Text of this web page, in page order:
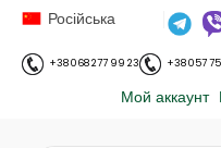
Російська
+38 068 277 99 23 +38 057
Мой аккаунт